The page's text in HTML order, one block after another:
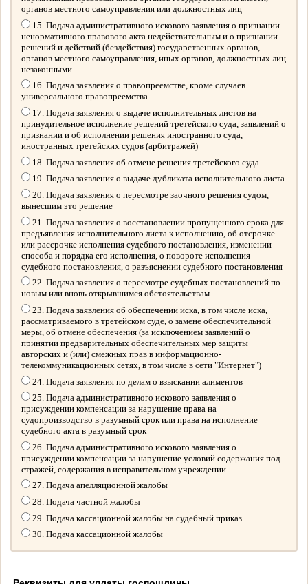
органов местного самоуправления или должностных лиц
15. Подача административного искового заявления о признании
ненормативного правового акта недействительным и о признании
решений и действий (бездействия) государственных органов,
органов местного самоуправления, иных органов, должностных лиц
незаконными
16. Подача заявления о правопреемстве, кроме случаев
универсального правопреемства
17. Подача заявления о выдаче исполнительных листов на
принудительное исполнение решений третейского суда, заявлений о
признании и об исполнении решения иностранного суда,
иностранных третейских судов (арбитражей)
18. Подача заявления об отмене решения третейского суда
19. Подача заявления о выдаче дубликата исполнительного листа
20. Подача заявления о пересмотре заочного решения судом,
вынесшим это решение
21. Подача заявления о восстановлении пропущенного срока для
предъявления исполнительного листа к исполнению, об отсрочке
или рассрочке исполнения судебного постановления, изменении
способа и порядка его исполнения, о повороте исполнения
судебного постановления, о разъяснении судебного постановления
22. Подача заявления о пересмотре судебных постановлений по
новым или вновь открывшимся обстоятельствам
23. Подача заявления об обеспечении иска, в том числе иска,
рассматриваемого в третейском суде, о замене обеспечительной
меры, об отмене обеспечения (за исключением заявлений о
принятии предварительных обеспечительных мер защиты
авторских и (или) смежных прав в информационно-
телекоммуникационных сетях, в том числе в сети "Интернет")
24. Подача заявления по делам о взыскании алиментов
25. Подача административного искового заявления о
присуждении компенсации за нарушение права на
судопроизводство в разумный срок или права на исполнение
судебного акта в разумный срок
26. Подача административного искового заявления о
присуждении компенсации за нарушение условий содержания под
стражей, содержания в исправительном учреждении
27. Подача апелляционной жалобы
28. Подача частной жалобы
29. Подача кассационной жалобы на судебный приказ
30. Подача кассационной жалобы